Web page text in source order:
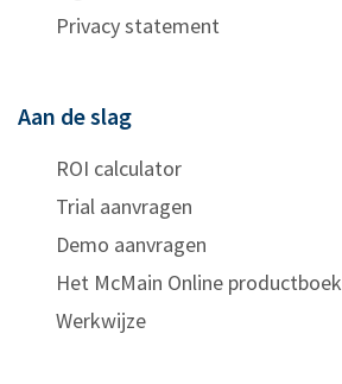
Privacy statement
Aan de slag
ROI calculator
Trial aanvragen
Demo aanvragen
Het McMain Online productboek
Werkwijze